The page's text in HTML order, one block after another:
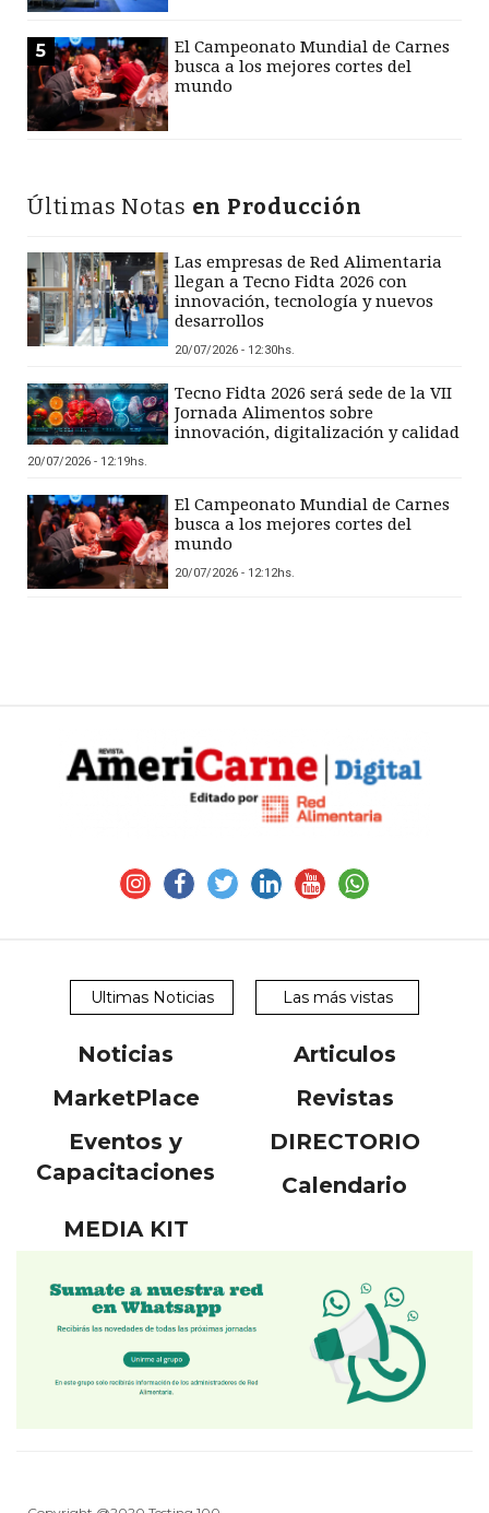
5
El Campeonato Mundial de Carnes
busca a los mejores cortes del
mundo
Últimas Notas en Producción
Las empresas de Red Alimentaria
llegan a Tecno Fidta 2026 con
innovación, tecnología y nuevos
desarrollos
20/07/2026 - 12:30hs.
Tecno Fidta 2026 será sede de la VII
Jornada Alimentos sobre
innovación, digitalización y calidad
20/07/2026 - 12:19hs.
El Campeonato Mundial de Carnes
busca a los mejores cortes del
mundo
20/07/2026 - 12:12hs.
Ultimas Noticias Las más vistas
Noticias
Articulos
MarketPlace
Revistas
Eventos y
Capacitaciones
DIRECTORIO
Calendario
MEDIA KIT